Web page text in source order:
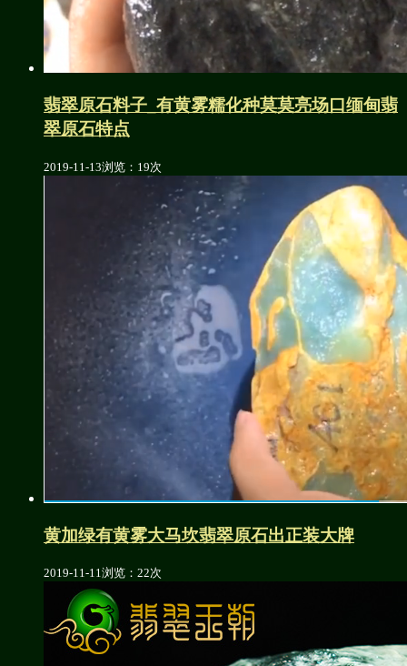
翡翠原石料子_有黄雾糯化种莫莫亮场口缅甸翡
翠原石特点
2019-11-13浏览：19次
黄加绿有黄雾大马坎翡翠原石出正装大牌
2019-11-11浏览：22次